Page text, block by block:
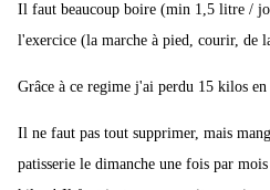
Il faut beaucoup boire (min 1,5 litre /
l'exercice (la marche à pied, courir, de
Grâce à ce regime j'ai perdu 15 kilos
Il ne faut pas tout supprimer, mais
patisserie le dimanche une fois par